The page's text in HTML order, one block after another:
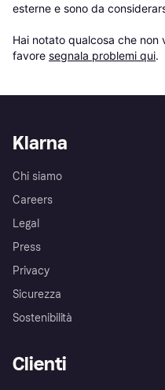
esterne e sono da
Hai notato qualcosa che
favore segnala problemi qui.
Klarna
Chi siamo
Careers
Legal
Press
Privacy
Sicurezza
Sostenibilità
Clienti